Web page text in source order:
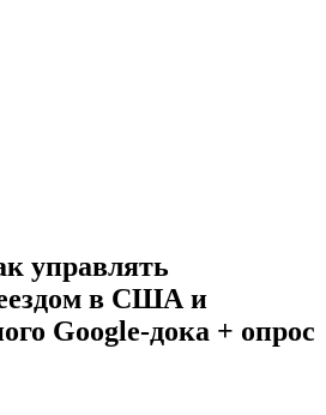
управлять
в США и
Google-дока + опрос